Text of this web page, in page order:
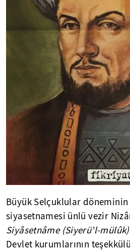
Büyük Selçuklular
siyasetnamesi ünlü vezir
Siyâsetnâme (Siyerü'l-mülûk)
Devlet kurumlarının